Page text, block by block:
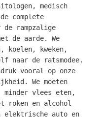
medisch
complete
de rampzalige
de aarde. We
koelen, kweken,
naar de ratsmodee.
vooral op onze
We moeten
vlees eten,
roken en alcohol
elektrische auto en